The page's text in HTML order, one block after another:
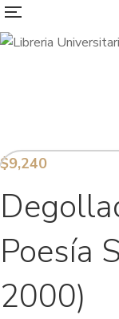
$9,240
Poesía
2000)